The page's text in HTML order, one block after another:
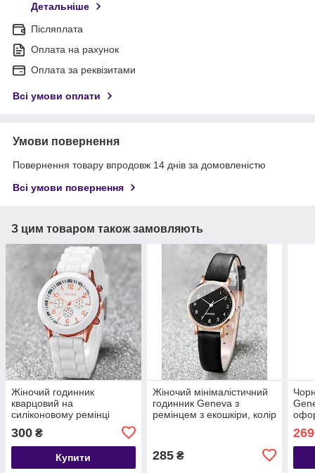
Детальніше
Післяплата
Оплата на рахунок
Оплата за реквізитами
Всі умови оплати
Умови повернення
Повернення товару впродовж 14 днів за домовленістю
Всі умови повернення
З цим товаром також замовляють
Жіночий годинник
кварцовий на
силіконовому ремінці
300 ₴
Купити
Жіночий мінімалістичний
годинник Geneva з
ремінцем з екошкіри, колір
285₴
269